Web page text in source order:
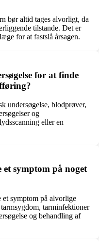
bør altid tages alvorligt, da
tilstande. Det er
for at fastslå årsagen.
for at finde
undersøgelse, blodprøver,
og
eller en
symptom på noget
symptom på alvorlige
tarminfektioner
og behandling af